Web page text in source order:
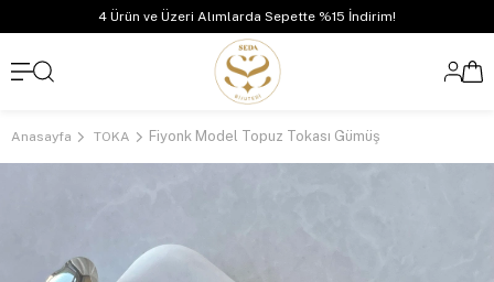
4 Ürün ve Üzeri Alımlarda Sepette %15 İndirim!
Anasayfa TOKA Fiyonk Model Topuz Tokası Gümüş